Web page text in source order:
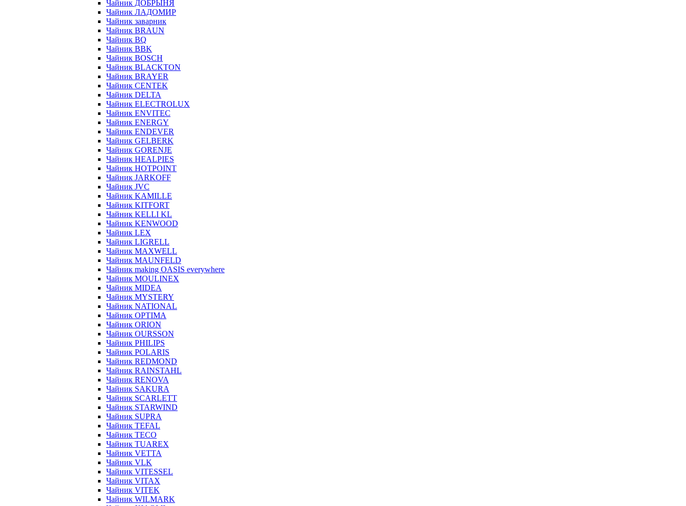
Чайник ДОБРЫНЯ
Чайник ЛАДОМИР
Чайник заварник
Чайник BRAUN
Чайник BQ
Чайник BBK
Чайник BOSCH
Чайник BLACKTON
Чайник BRAYER
Чайник CENTEK
Чайник DELTA
Чайник ELECTROLUX
Чайник ENVITEC
Чайник ENERGY
Чайник ENDEVER
Чайник GELBERK
Чайник GORENJE
Чайник HEALPIES
Чайник HOTPOINT
Чайник JARKOFF
Чайник JVC
Чайник KAMILLE
Чайник KITFORT
Чайник KELLI KL
Чайник KENWOOD
Чайник LEX
Чайник LIGRELL
Чайник MAXWELL
Чайник MAUNFELD
Чайник making OASIS everywhere
Чайник MOULINEX
Чайник MIDEA
Чайник MYSTERY
Чайник NATIONAL
Чайник OPTIMA
Чайник ORION
Чайник OURSSON
Чайник PHILIPS
Чайник POLARIS
Чайник REDMOND
Чайник RAINSTAHL
Чайник RENOVA
Чайник SAKURA
Чайник SCARLETT
Чайник STARWIND
Чайник SUPRA
Чайник TEFAL
Чайник TECO
Чайник TUAREX
Чайник VETTA
Чайник VLK
Чайник VITESSEL
Чайник VITAX
Чайник VITEK
Чайник WILMARK